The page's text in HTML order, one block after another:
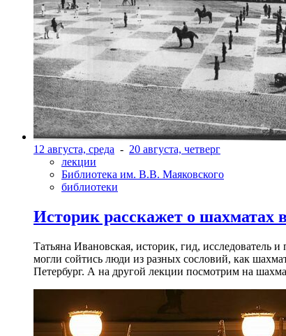
12 августа, среда - 20 августа, четверг
лекции
Библиотека им. В.В. Маяковского
библиотеки
Историк расскажет о шахматах
Татьяна Ивановская, историк, гид, исследователь
могли сойтись люди из разных сословий, как
Петербург. А на другой лекции посмотрим на